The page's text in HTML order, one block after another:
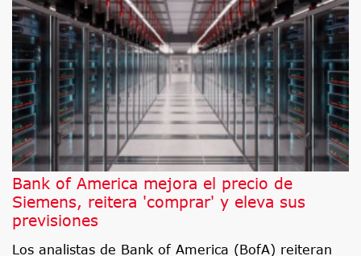
Bank of America mejora el precio de
Siemens, reitera 'comprar' y eleva sus
previsiones
Los analistas de Bank of America (BofA) reiteran